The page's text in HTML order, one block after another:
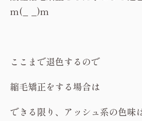
m(_ _)m
ここまで退色するので
縮毛矯正をする場合は
できる限り、アッシュ系の色味